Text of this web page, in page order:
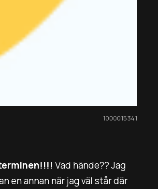
1000015341
Vad hände?? Jag
en annan när jag väl står där